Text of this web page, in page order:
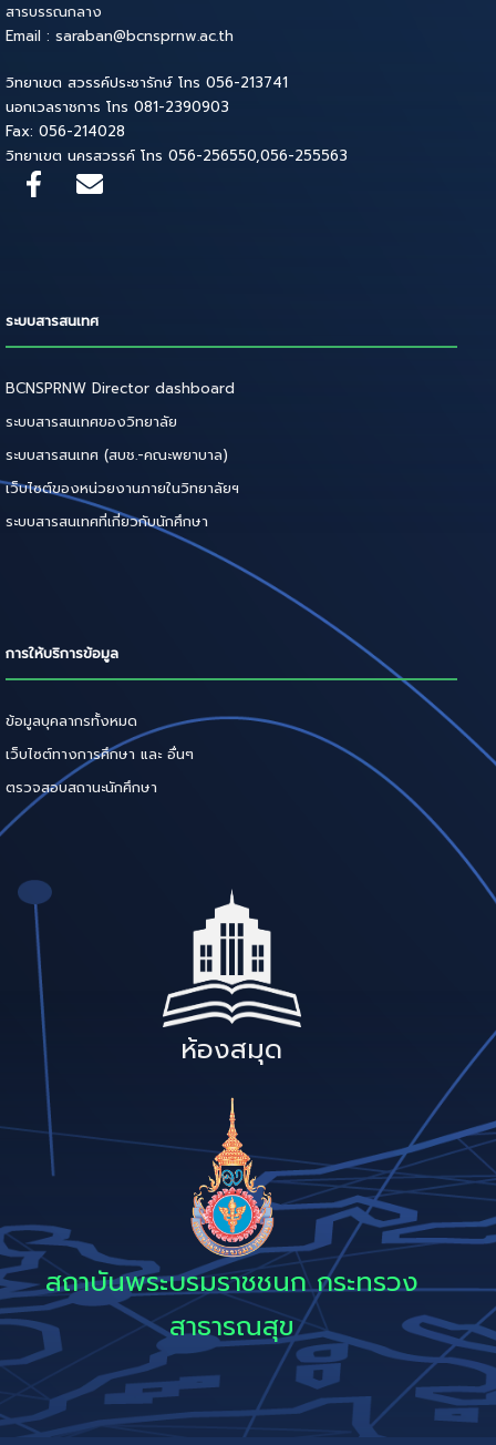
สารบรรณกลาง
Email : saraban@bcnsprnw.ac.th
วิทยาเขต สวรรค์ประชารักษ์ โทร 056-213741
นอกเวลราชการ โทร 081-2390903
Fax: 056-214028
วิทยาเขต นครสวรรค์ โทร 056-256550,056-255563
ระบบสารสนเทศ
BCNSPRNW Director dashboard
ระบบสารสนเทศของวิทยาลัย
ระบบสารสนเทศ (สบช.-คณะพยาบาล)
เว็บไซต์ของหน่วยงานภายในวิทยาลัยฯ
ระบบสารสนเทศที่เกี่ยวกับนักศึกษา
การให้บริการข้อมูล
ข้อมูลบุคลากรทั้งหมด
เว็บไซต์ทางการศึกษา และ อื่นๆ
ตรวจสอบสถานะนักศึกษา
ห้องสมุด
สถาบันพระบรมราชชนก กระทรวง
สาธารณสุข